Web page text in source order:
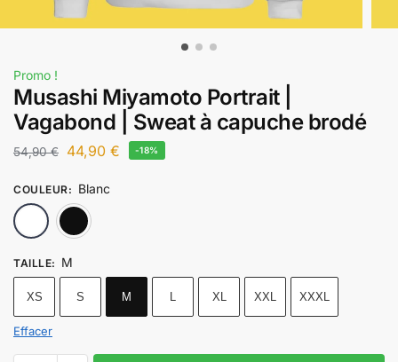
Promo !
Musashi Miyamoto Portrait |
Vagabond | Sweat à capuche brodé
54,90€ 44,90 € -18%
COULEUR: Blanc
TAILLE: M
XS S M L XL XXL XXXL
Effacer